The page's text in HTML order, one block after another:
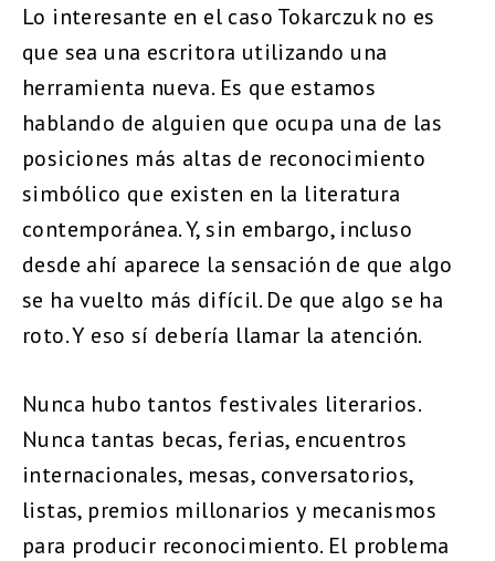
Lo interesante en el caso Tokarczuk no es
que sea una escritora utilizando una
herramienta nueva. Es que estamos
hablando de alguien que ocupa una de las
posiciones más altas de reconocimiento
simbólico que existen en la literatura
contemporánea. Y, sin embargo, incluso
desde ahí aparece la sensación de que algo
se ha vuelto más difícil. De que algo se ha
roto. Y eso sí debería llamar la atención.
Nunca hubo tantos festivales literarios.
Nunca tantas becas, ferias, encuentros
internacionales, mesas, conversatorios,
listas, premios millonarios y mecanismos
para producir reconocimiento. El problema